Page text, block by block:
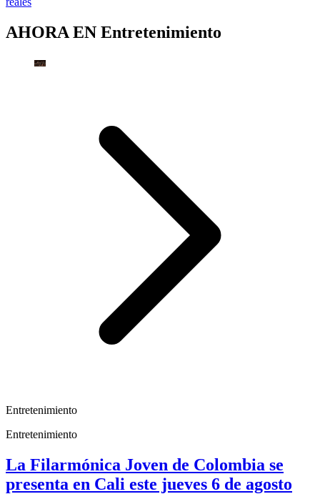
AHORA EN Entretenimiento
Entretenimiento
Entretenimiento
La Filarmónica Joven de Colombia se
presenta en Cali este jueves 6 de agosto